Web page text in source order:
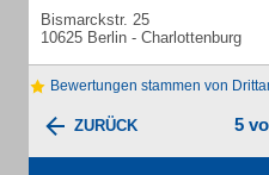
Bismarckstr. 25
10625 Berlin - Charlottenburg
Bewertungen stammen von
ZURÜCK 5